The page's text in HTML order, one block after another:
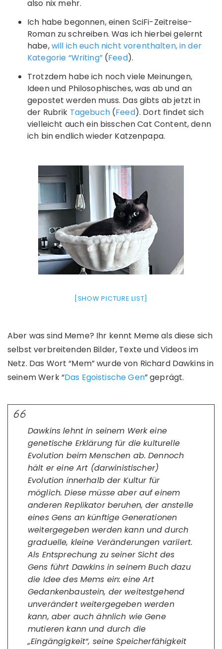
also nix mehr.
Ich habe begonnen, einen SciFi-Zeitreise-
Roman zu schreiben. Was ich hierbei gelernt
habe,will ich euch nicht vorenthalten, in der
Kategorie “Writing”(Feed).
Trotzdem habe ich noch viele Meinungen,
Ideen und Philosophisches, was ab und an
gepostet werden muss. Das gibts ab jetzt in
der Rubrik Tagebuch(Feed). Dort findet sich
vielleicht auch ein bisschen Cat Content, denn
ich bin endlich wieder Katzenpapa.
[SHOW PICTURE LIST]
Aber was sind Meme? Ihr kennt Meme als diese sich
selbst verbreitenden Bilder, Texte und Videos im
Netz. Das Wort “Mem” wurde von Richard Dawkins in
seinem Werk “Das Egoistische Gen” geprägt.
Dawkins lehnt in seinem Werk eine
genetische Erklärung für die kulturelle
Evolution beim Menschen ab. Dennoch
hält er eine Art (darwinistischer)
Evolution innerhalb der Kultur für
möglich. Diese müsse aber auf einem
anderen Replikator beruhen, der anstelle
eines Gens an künftige Generationen
weitergegeben werden kann und durch
graduelle, kleine Veränderungen variiert.
Als Entsprechung zu seiner Sicht des
Gens führt Dawkins in seinem Buch dazu
die Idee des Mems ein: eine Art
Gedankenbaustein, der weitestgehend
unverändert weitergegeben werden
kann, aber auch ähnlich wie Gene
mutieren kann und durch die
„Eingängigkeit“, seine Speicherfähigkeit